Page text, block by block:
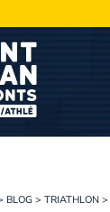
BLOG >TRIATHLON >